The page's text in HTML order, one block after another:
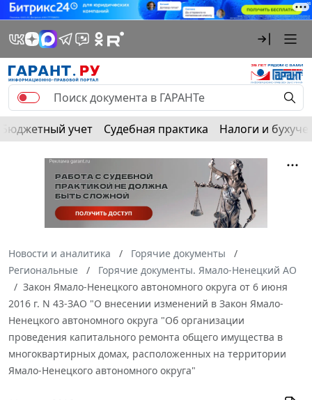
Бюджетный учет Судебная практика Налоги и
Новости и аналитика
Горячие документы
Региональные
Горячие документы. Ямало-Ненецкий АО
Закон Ямало-Ненецкого автономного округа от 6 июня
2016 г. N 43-ЗАО "О внесении изменений в Закон Ямало-
Ненецкого автономного округа "Об организации
проведения капитального ремонта общего имущества в
многоквартирных домах, расположенных на территории
Ямало-Ненецкого автономного округа"